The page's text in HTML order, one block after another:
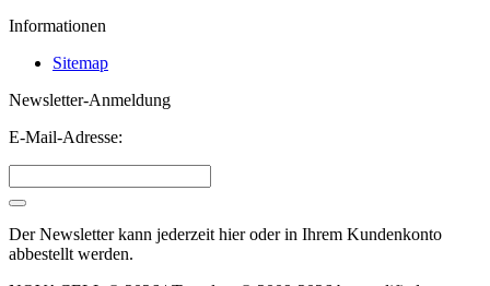
Informationen
Sitemap
Newsletter-Anmeldung
E-Mail-Adresse:
Der Newsletter kann jederzeit hier oder in Ihrem Kundenkonto
abbestellt werden.